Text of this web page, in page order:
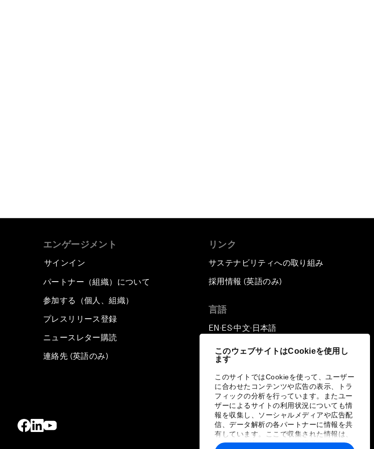
このウェブサイトはCookieを使用し
ます
このサイトではCookieを使って、ユーザー
に合わせたコンテンツや広告の表示、トラ
フィックの分析を行っています。またユー
ザーによるサイトの利用状況についても情
報を収集し、ソーシャルメディアや広告配
信、データ解析の各パートナーに情報を共
有しています。ここで収集された情報は、
ユーザーが各パートナーに提供した他の情
エンゲージメント
サインイン
パートナー（組織）について
参加する（個人、組織）
プレスリリース登録
ニュースレター購読
連絡先 (英語のみ)
リンク
サステナビリティへの取り組み
採用情報 (英語のみ)
言語
EN ▪ ES▪中文▪ 日本語